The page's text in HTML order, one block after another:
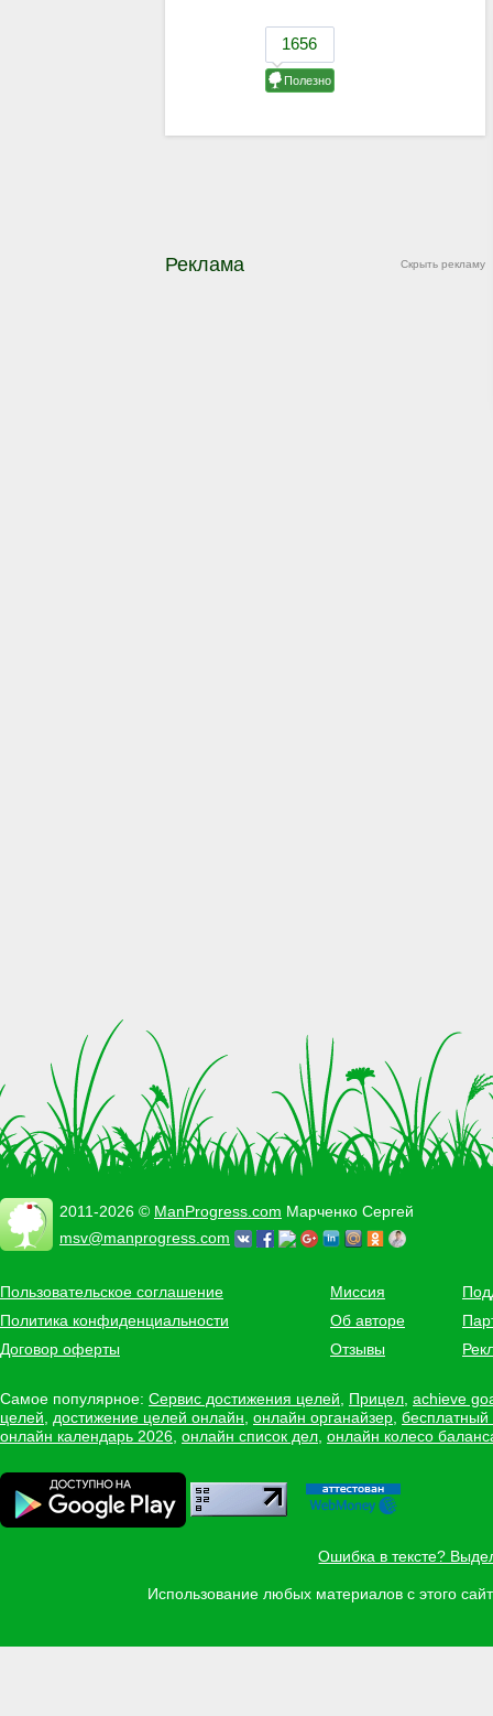
Скрыть рекламу
Реклама
2011-2026 © ManProgress.com Марченко Сергей
msv@manprogress.com
Пользовательское соглашение
Политика конфиденциальности
Договор оферты
Миссия
Об авторе
Отзывы
Самое популярное: Сервис достижения целей Прицел achieve
целей
достижение целей онлайн онлайн органайзер
онлайн календарь 2026 онлайн список дел онлайн колесо
Ошибка в тексте?
Использование любых материалов с этого
Задать вопрос